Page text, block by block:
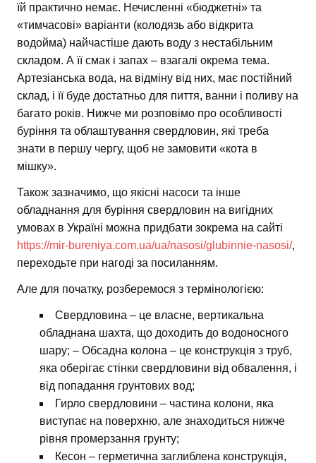
їй практично немає. Нечисленні «бюджетні» та
«тимчасові» варіанти (колодязь або відкрита
водойма) найчастіше дають воду з нестабільним
складом. А її смак і запах – взагалі окрема тема.
Артезіанська вода, на відміну від них, має постійний
склад, і її буде достатньо для пиття, ванни і поливу на
багато років. Нижче ми розповімо про особливості
буріння та облаштування свердловин, які треба
знати в першу чергу, щоб не замовити «кота в
мішку».
Також зазначимо, що якісні насоси та інше
обладнання для буріння свердловин на вигідних
умовах в Україні можна придбати зокрема на сайті
https://mir-bureniya.com.ua/ua/nasosi/glubinnie-nasosi/,
переходьте при нагоді за посиланням.
Але для початку, розберемося з термінологією:
Свердловина – це власне, вертикальна
обладнана шахта, що доходить до водоносного
шару; – Обсадна колона – це конструкція з труб,
яка оберігає стінки свердловини від обвалення, і
від попадання грунтових вод;
Гирло свердловини – частина колони, яка
виступає на поверхню, але знаходиться нижче
рівня промерзання грунту;
Кесон – герметична заглиблена конструкція,